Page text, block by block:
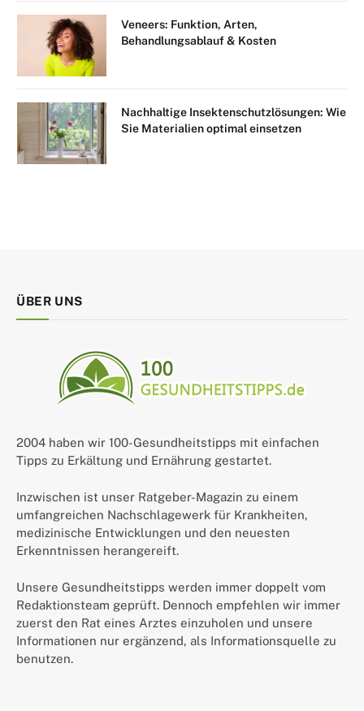
Veneers: Funktion, Arten,
Behandlungsablauf & Kosten
Nachhaltige Insektenschutzlösungen: Wie
Sie Materialien optimal einsetzen
ÜBER UNS
2004 haben wir 100-Gesundheitstipps mit einfachen
Tipps zu Erkältung und Ernährung gestartet.
Inzwischen ist unser Ratgeber-Magazin zu einem
umfangreichen Nachschlagewerk für Krankheiten,
medizinische Entwicklungen und den neuesten
Erkenntnissen herangereift.
Unsere Gesundheitstipps werden immer doppelt vom
Redaktionsteam geprüft. Dennoch empfehlen wir immer
zuerst den Rat eines Arztes einzuholen und unsere
Informationen nur ergänzend, als Informationsquelle zu
benutzen.